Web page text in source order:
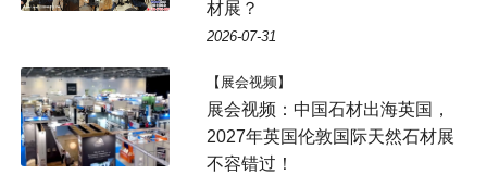
材展？
2026-07-31
【展会视频】
展会视频：中国石材出海英国，
2027年英国伦敦国际天然石材展
不容错过！